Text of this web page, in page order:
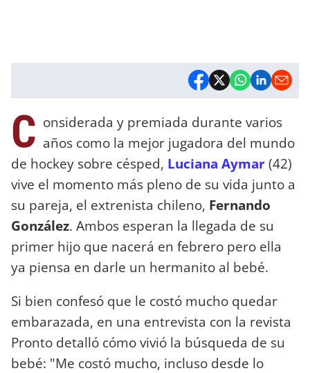
C onsiderada y premiada durante varios
años como la mejor jugadora del mundo
de hockey sobre césped, Luciana Aymar(42)
vive el momento más pleno de su vida junto a
su pareja, el extrenista chileno, Fernando
González. Ambos esperan la llegada de su
primer hijo que nacerá en febrero pero ella
ya piensa en darle un hermanito al bebé.
Si bien confesó que le costó mucho quedar
embarazada, en una entrevista con la revista
Pronto detalló cómo vivió la búsqueda de su
bebé: "Me costó mucho, incluso desde lo